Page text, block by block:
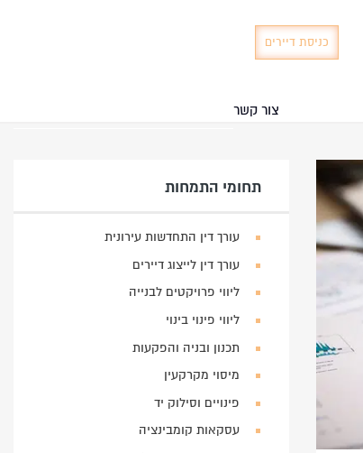
כניסת דיירים
צור קשר
תחומי התמחות
עורך דין התחדשות עירונית
עורך דין לייצוג דיירים
ליווי פרויקטים לבנייה
ליווי פינוי בינוי
תכנון ובניה והפקעות
מיסוי מקרקעין
פינויים וסילוק יד
עסקאות קומבינציה